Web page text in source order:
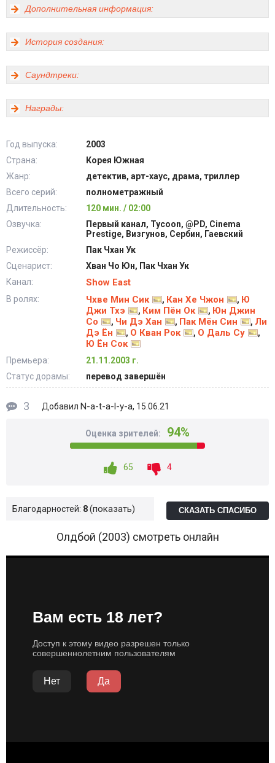
Дополнительная информация:
История создания:
Саундтреки:
Награды:
Год выпуска:
2003
Страна:
Корея Южная
Жанр:
детектив, арт-хаус, драма, триллер
Всего серий:
полнометражный
Длительность:
120 мин. / 02:00
Озвучка:
Первый канал, Tycoon, @PD, Cinema
Prestige, Визгунов, Сербин, Гаевский
Режиссёр:
Пак Чхан Ук
Сценарист:
Хван Чо Юн, Пак Чхан Ук
Канал:
Show East
В ролях: Чхве Мин Сик , Кан Хе Чжон , Ю
Джи Тхэ
, Ким Пён Ок , Юн Джин
Со
, Чи Дэ Хан , Пак Мён Син , Ли
Дэ Ён
, О Кван Рок , О Даль Су ,
Ю Ён Сок
Премьера:
21.11.2003 г.
Статус дорамы:
перевод завершён
3 Добавил N-a-t-a-l-y-a, 15.06.21
Оценка зрителей: 94%
65 4
Благодарностей: 8 показать СКАЗАТЬ СПАСИБО
Олдбой (2003) смотреть онлайн